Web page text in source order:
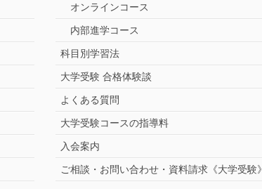
オンラインコース
内部進学コース
科目別学習法
大学受験 合格体験談
よくある質問
大学受験コースの指導料
入会案内
ご相談・お問い合わせ・資料請求《大学受験》